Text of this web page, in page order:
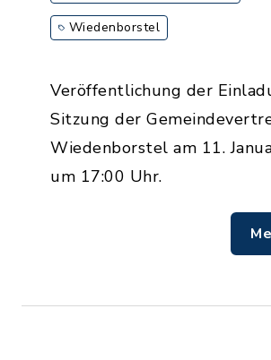
Wiedenborstel
Veröffentlichung der
Sitzung der
Wiedenborstel am 11.
um 17:00 Uhr.